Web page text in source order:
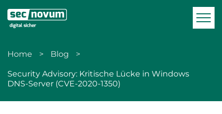
zur Navigation
zum Inhalt
Home Blog
Security Advisory: Kritische Lücke in Windows
DNS-Server (CVE-2020-1350)